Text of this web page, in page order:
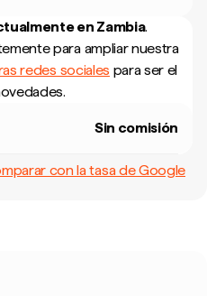
en Zambia.
para ampliar nuestra
redes sociales para ser el
Sin comisión
con la tasa de Google